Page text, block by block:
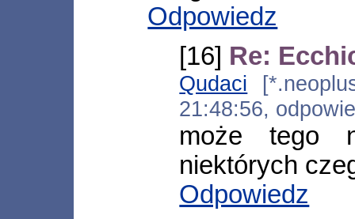
Odpowiedz
[16] Re:
Qudaci
21:48:56,
może tego
niektórych
Odpowiedz